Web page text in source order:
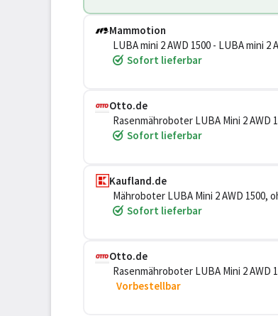
Mammotion
LUBA mini 2 AWD 1500 - LUBA mini 2
Sofort lieferbar
Otto.de
Rasenmähroboter LUBA Mini 2 AWD
Rasenfläche, (360 LiDAR + AI Vision
Sofort lieferbar
Kaufland.de
Mähroboter LUBA Mini 2 AWD 1500, ohne Kabel, bis zu 1500m², Randmähen, DropMow, Allradantrieb,
80% Steigung, Auto-Kartierung, 4G
Sofort lieferbar
Otto.de
Rasenmähroboter LUBA Mini 2
Rasenfläche, 360° LiDAR + AI Vision
Vorbestellbar